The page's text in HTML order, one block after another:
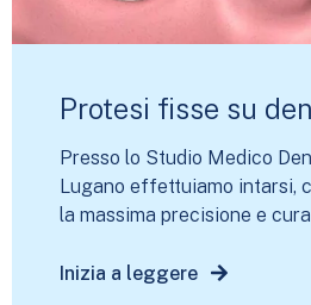
Protesi fisse su
Presso lo Studio Medico
Lugano effettuiamo intarsi,
la massima precisione e
Inizia a leggere